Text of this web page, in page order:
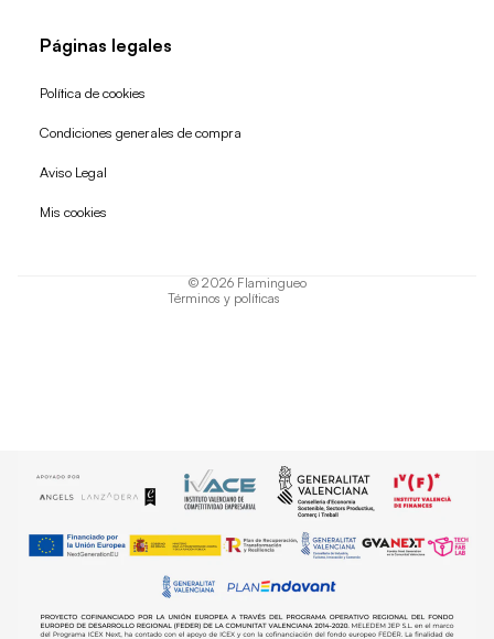
Páginas legales
Política de cookies
Condiciones generales de compra
Aviso Legal
Mis cookies
© 2026 Flamingueo
Términos y políticas